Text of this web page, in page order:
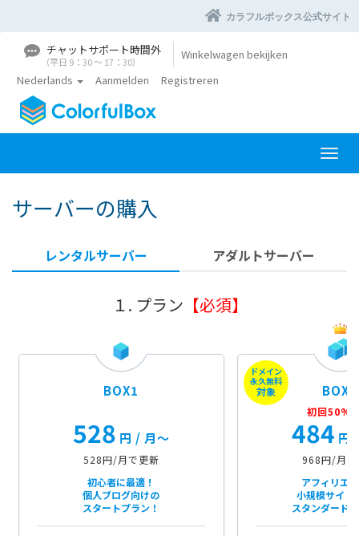
カラフルボックス公式サイト
チャットサポート時間外
（平日 9：30 〜 17：30）
Winkelwagen bekijken
Nederlands
Aanmelden Registreren
N
a
n
-
/
u
i
t
s
c
h
a
k
e
l
サーバーの購入
レンタルサーバー アダルトサーバー
１. プラン 【必須】
BOX1
528 円 / 月〜
528円/月で更新
初心者に最適！
個人ブログ向けの
スタートプラン！
ドメイン
永久無料
対象 BOX2
初回
484 円
968円/月で
アフィリエ
小規模サイト
スタンダード